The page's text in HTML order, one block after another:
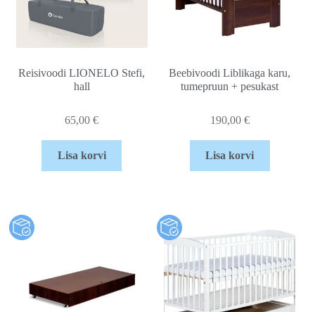
Reisivoodi LIONELO Stefi,
hall
65,00€
Lisa korvi
Beebivoodi Liblikaga karu,
tumepruun + pesukast
190,00 €
Lisa korvi